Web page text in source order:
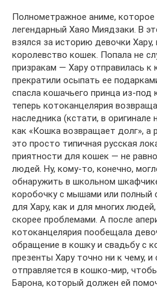
Полнометражное аниме,
легендарный Хаяо Миядзаки. В
взялся за историю девочки Хару,
королевство кошек. Попала не
призракам — Хару отправилась
прекратили осыпать ее
спасла кошачьего принца из-под
теперь котоканцелярия
наследника (кстати, в оригинале
как «Кошка возвращает долг», а
это просто типичная русская
приятности для кошек — не
людей. Ну, кому-то, конечно,
обнаружить в школьном
коробочку с мышами или полный
для Хару, как и для многих
скорее проблемами. А после
котоканцелярия пообещала
обращение в кошку и свадьбу с
презенты Хару точно ни к чему,
отправляется в кошко-мир,
Барона, который должен ей